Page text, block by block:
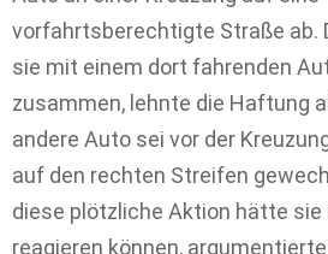
vorfahrtsberechtigte Straße ab.
sie mit einem dort fahrenden
zusammen, lehnte die Haftung
andere Auto sei vor der
auf den rechten Streifen
diese plötzliche Aktion hätte
reagieren können,